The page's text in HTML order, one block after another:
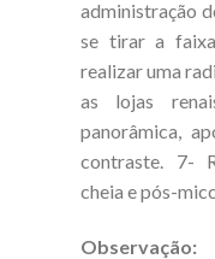
administração
se tirar a faixa
realizar uma
as lojas
panorâmica,
contraste. 7-
cheia e pós-
Observação: